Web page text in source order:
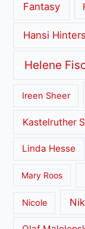
Fantasy
Hansi
Helene
Ireen Sheer
Kastelruther
Linda Hesse
Mary Roos
Nicole